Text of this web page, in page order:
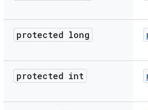
protected long
protected int